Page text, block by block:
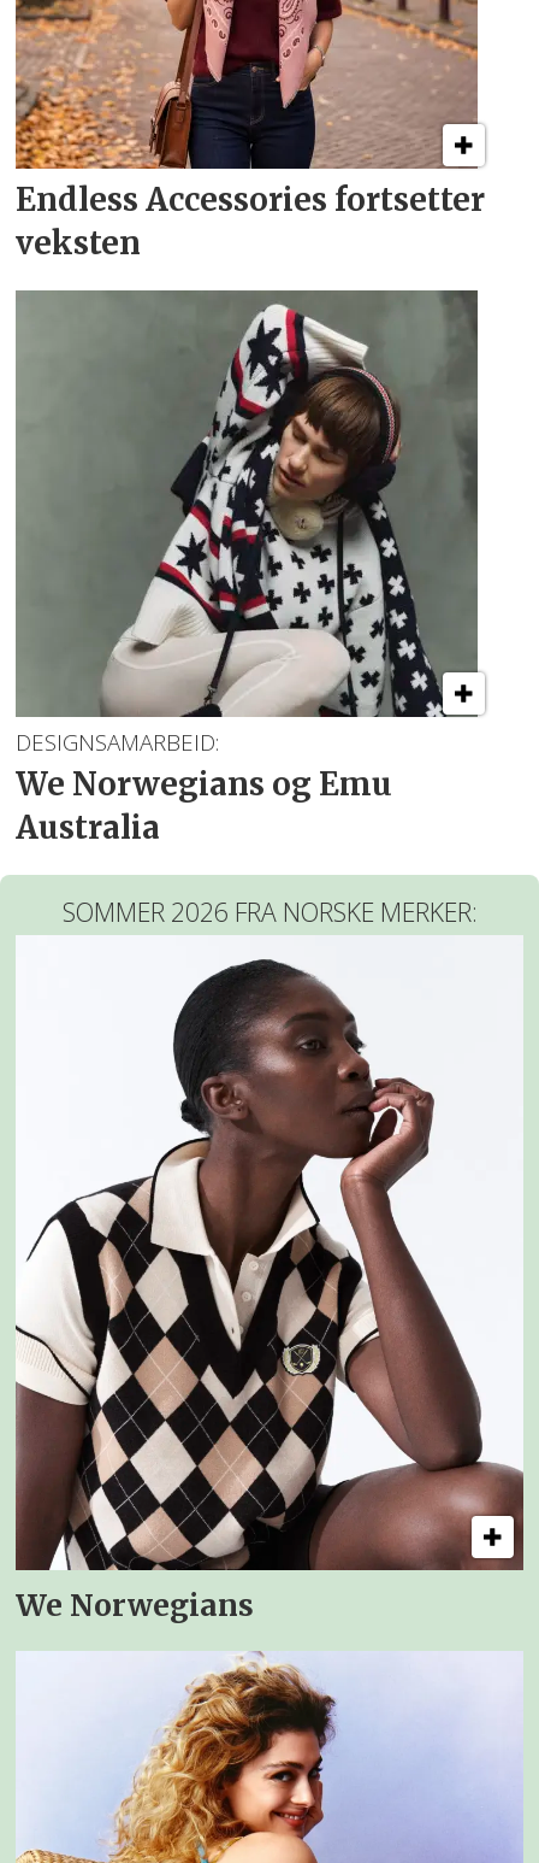
Endless Accessories fortsetter
veksten
DESIGNSAMARBEID:
We Norwegians og Emu
Australia
SOMMER 2026 FRA NORSKE MERKER:
We Norwegians